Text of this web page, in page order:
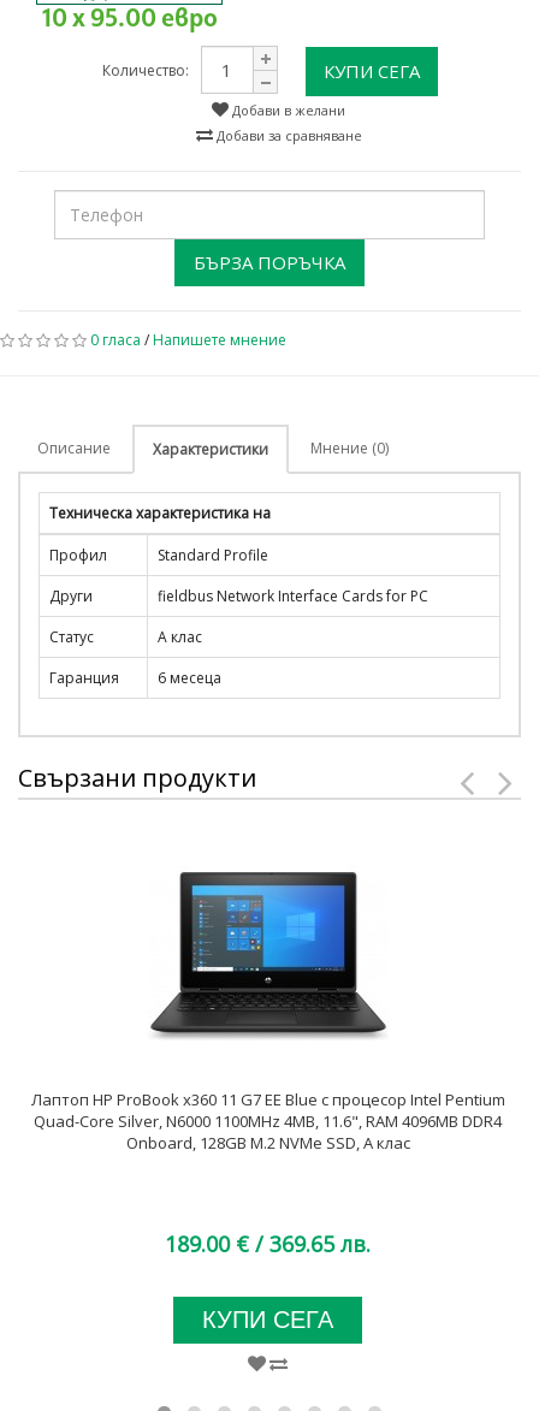
10 x 95.00 евро
Количество: КУПИ СЕГА
Добави в желани
Добави за сравняване
БЪРЗА ПОРЪЧКА
0 гласа /Напишете мнение
Описание Характеристики Мнение (0)
Техническа характеристика на
Профил
Standard Profile
Други
fieldbus Network Interface Cards for PC
Статус
A клас
Гаранция
6 месеца
Свързани продукти
Лаптоп HP ProBook x360 11 G7 EE Blue с процесор Intel Pentium
Quad-Core Silver, N6000 1100MHz 4MB, 11.6", RAM 4096MB DDR4
Onboard, 128GB M.2 NVMe SSD, A клас
189.00 € / 369.65 лв.
КУПИ СЕГА